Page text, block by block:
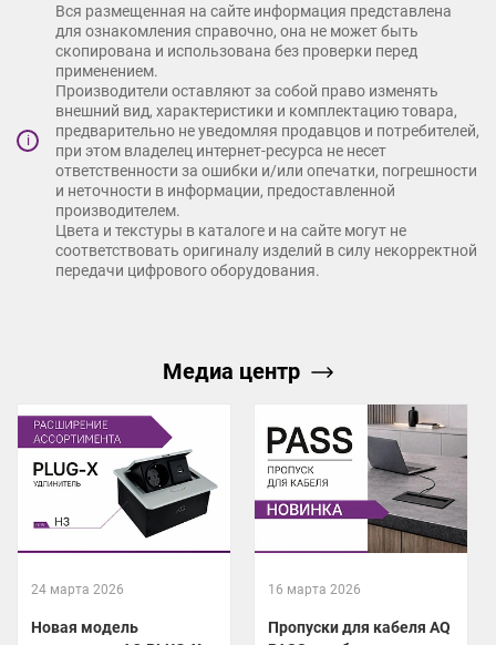
i
Вся размещенная на сайте информация представлена
для ознакомления справочно, она не может быть
скопирована и использована без проверки перед
применением.
Производители оставляют за собой право изменять
внешний вид, характеристики и комплектацию товара,
предварительно не уведомляя продавцов и потребителей,
при этом владелец интернет-ресурса не несет
ответственности за ошибки и/или опечатки, погрешности
и неточности в информации, предоставленной
производителем.
Цвета и текстуры в каталоге и на сайте могут не
соответствовать оригиналу изделий в силу некорректной
передачи цифрового оборудования.
Медиа центр
24 марта 2026
Новая модель
16 марта 2026
Пропуски для кабеля AQ